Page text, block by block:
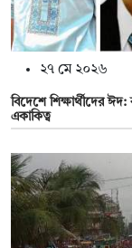
২৭ মে ২০২৬
বিদেশে শিক্ষার্থীদের
একাকিত্ব